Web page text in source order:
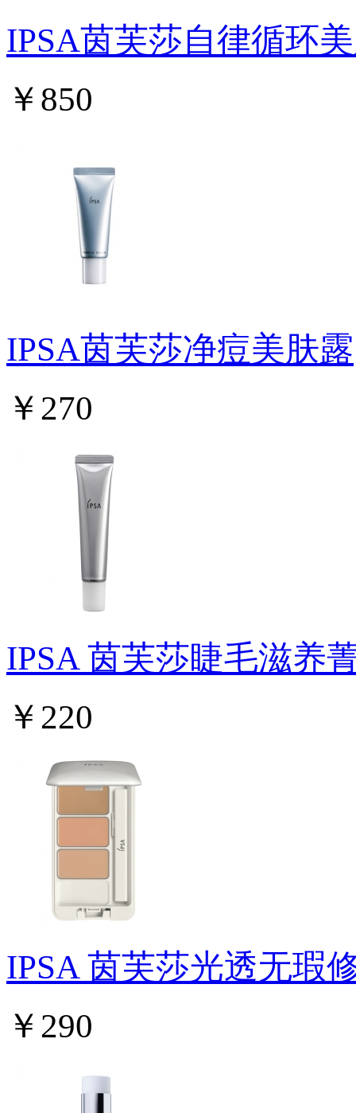
IPSA茵芙莎自律循环
￥850
IPSA茵芙莎净痘美肤露
￥270
IPSA 茵芙莎睫毛滋养
￥220
IPSA 茵芙莎光透无瑕
￥290